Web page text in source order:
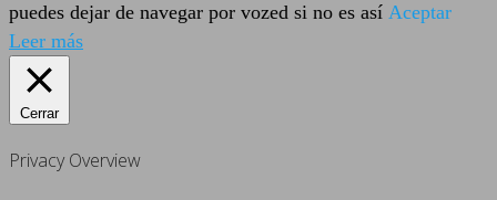
puedes dejar de navegar por vozed si no es así Aceptar
Leer más
Cerrar
Privacy Overview